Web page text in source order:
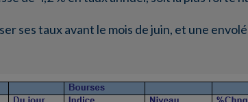
ses taux avant le mois de juin, et une